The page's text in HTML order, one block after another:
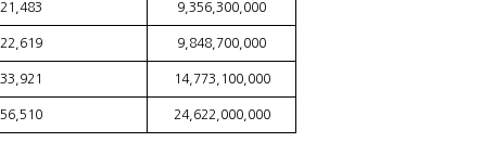
21,483 9,356,300,000
22,619 9,848,700,000
33,921 14,773,100,000
56,510 24,622,000,000